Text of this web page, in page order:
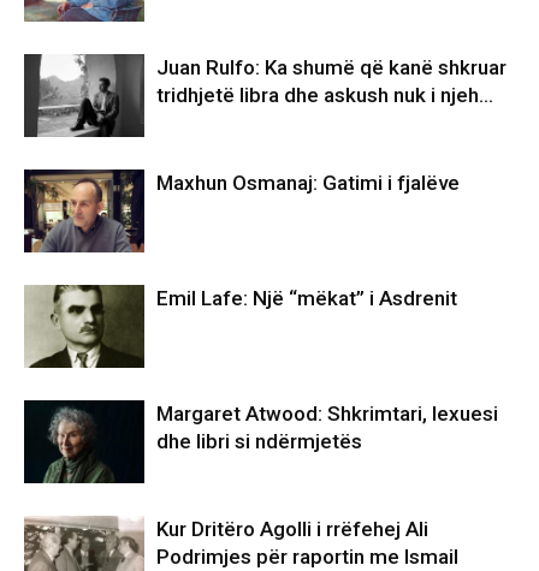
Juan Rulfo: Ka shumë që kanë shkruar
tridhjetë libra dhe askush nuk i njeh…
Maxhun Osmanaj: Gatimi i fjalëve
Emil Lafe: Një “mëkat” i Asdrenit
Margaret Atwood: Shkrimtari, lexuesi
dhe libri si ndërmjetës
Kur Dritëro Agolli i rrëfehej Ali
Podrimjes për raportin me Ismail